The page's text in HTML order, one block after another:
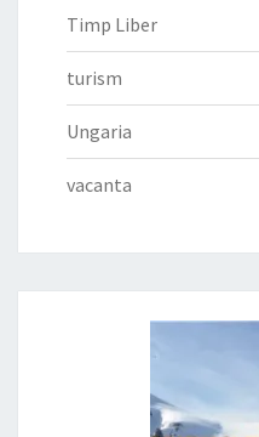
Timp Liber
turism
Ungaria
vacanta